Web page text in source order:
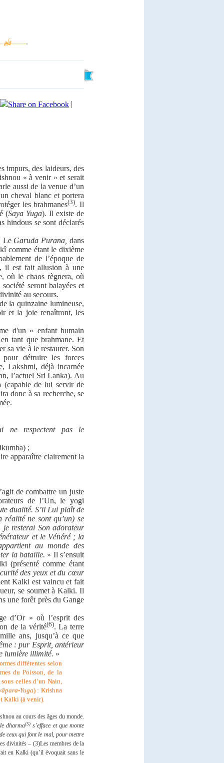
|
impurs, des laideurs, des
« à venir » et serait
aussi de la venue d’un
cheval blanc et portera
les brahmanes(3). Il
(Saya Yuga). Il existe de
hindous se sont déclarés
Le Garuda Purana, dans
comme étant le dixième
de l’époque de
il est fait allusion à une
où le chaos règnera, où
seront balayéeset
au secours.
la quinzaine lumineuse,
et la joie renaîtront, les
d'un « enfant humain
tant que brahmane. Et
sa vie à le restaurer. Son
pour détruire les forces
Lakshmi, déjà incarnée
l’actuel Sri Lanka). Au
(capable de lui servir de
donc à sa recherche, se
ne respectent pas le
;
apparaître clairement la
de combattre un juste
de l’Un, le yogi
dualité. S’il Lui plaît de
ne sont qu’un) se
je resterai Son adorateur
et le Vénéré ; la
au monde des
la bataille. » Il s’ensuit
(présenté comme étant
des yeux et du cœur
Kalki est vaincu et fait
se soumet à Kalki. Il
une forêt près du Gange
d’Or » où l’esprit des
de la vérité(6). La terre
ans, jusqu’à ce que
: pur Esprit, antérieur
lumière illimité. »
différentes selon
du Poisson, de la
celles d’un Nain,
Yuga) : Krishna
Kalki (à venir).
au cours des âges du monde.
dharma(5) s’efface et que monte
ceux qui font le mal, pour mettre
divinités – (3)Les membres de la
en Kalki (qu’il évoquait sans le